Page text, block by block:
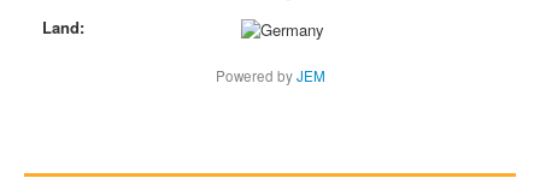
Land:
Powered byJEM